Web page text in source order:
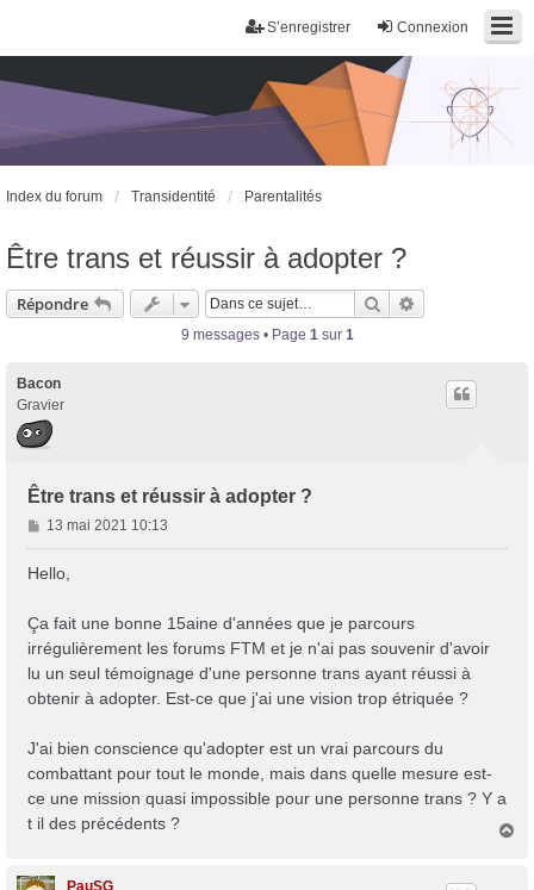
Connexion
S’enregistrer
Index du forum Transidentité Parentalités
Être trans et réussir à adopter ?
Répondre Rechercher
9 messages • Page 1sur 1
Bacon
Gravier
Être trans et réussir à adopter ?
M
e
g
e
13 mai 2021 10:13
Hello,
Ça fait une bonne 15aine d'années que je parcours
irrégulièrement les forums FTM et je n'ai pas souvenir d'avoir
lu un seul témoignage d'une personne trans ayant réussi à
obtenir à adopter. Est-ce que j'ai une vision trop étriquée ?
J'ai bien conscience qu'adopter est un vrai parcours du
combattant pour tout le monde, mais dans quelle mesure est-
ce une mission quasi impossible pour une personne trans ? Y a
t il des précédents ?
PauSG